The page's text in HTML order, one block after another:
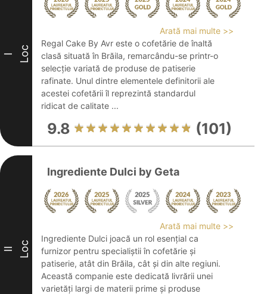
I Loc
Arată mai multe >>
Regal Cake By Avr este o cofetărie de înaltă
clasă situată în Brăila, remarcându-se printr-o
selecție variată de produse de patiserie
rafinate. Unul dintre elementele definitorii ale
acestei cofetării îl reprezintă standardul
ridicat de calitate ...
9.8 (101)
II Loc
Ingrediente Dulci by Geta
Arată mai multe >>
Ingrediente Dulci joacă un rol esențial ca
furnizor pentru specialiștii în cofetărie și
patiserie, atât din Brăila, cât și din alte regiuni.
Această companie este dedicată livrării unei
varietăți largi de materii prime și produse